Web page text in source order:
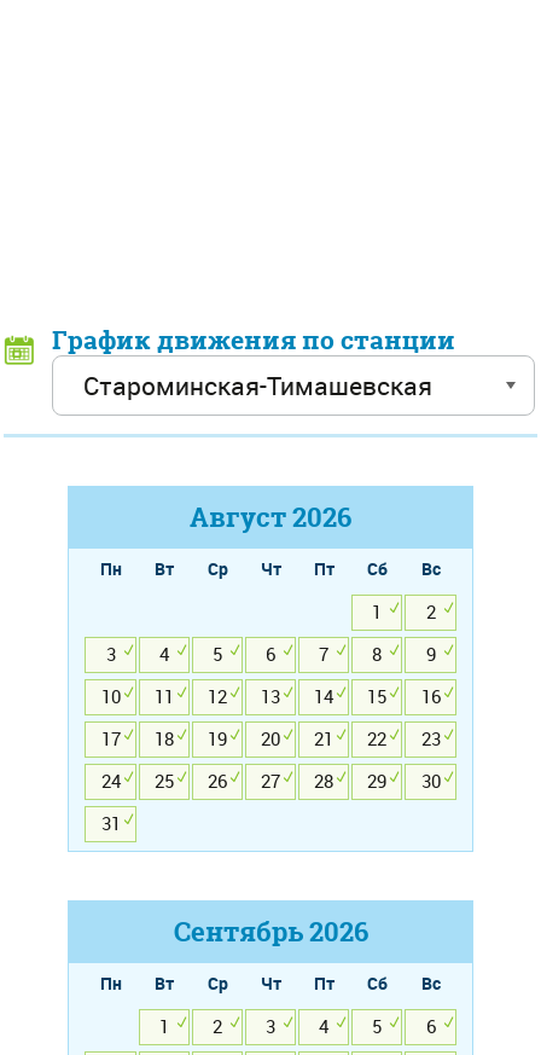
График движения по станции
Август2026
Пн Вт Ср Чт Пт Сб
Вс
1
2
3
4 5 6 7 8
9
10
11 12 13 14 15
16
17
18 19 20 21 22
23
24
25 26 27 28 29
30
31
Сентябрь2026
Пн Вт Ср Чт Пт Сб
Вс
1
2 3 4 5
6